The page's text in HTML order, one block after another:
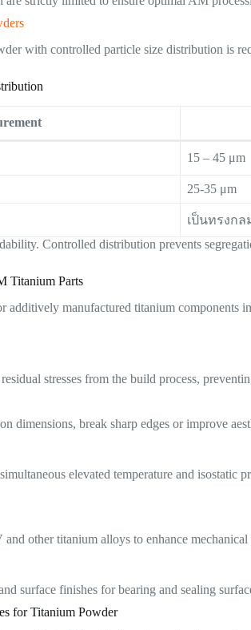
with controlled particle size distribution is
15 – 45 μm
25-35 μm
เป็นทรงกล
Controlled distribution prevents
Titanium Parts
additively manufactured titanium components
stresses from the build process,
dimensions, break sharp edges or improve
elevated temperature and isostatic
other titanium alloys to enhance
surface finishes for bearing and sealing
for Titanium Powder